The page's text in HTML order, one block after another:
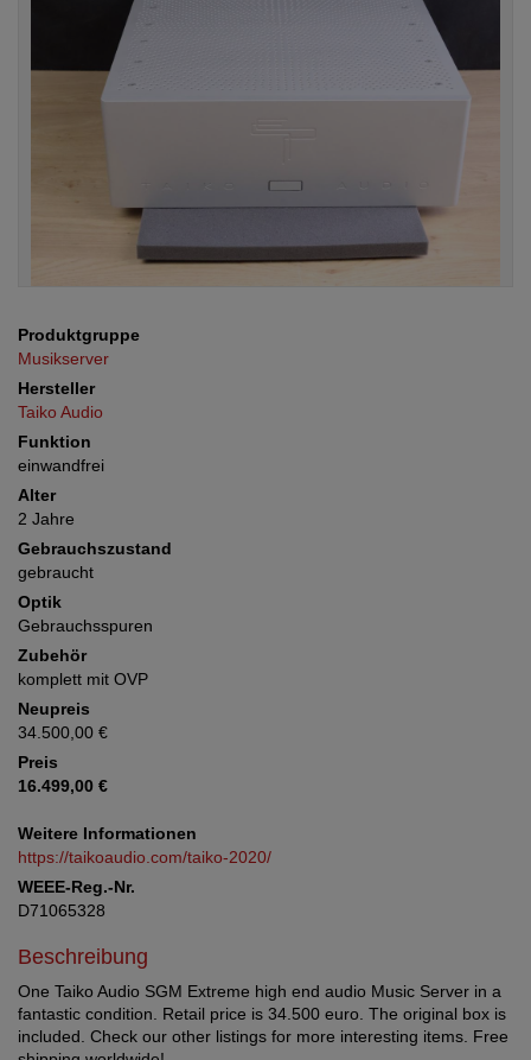
Produktgruppe
Musikserver
Hersteller
Taiko Audio
Funktion
einwandfrei
Alter
2 Jahre
Gebrauchszustand
gebraucht
Optik
Gebrauchsspuren
Zubehör
komplett mit OVP
Neupreis
34.500,00 €
Preis
16.499,00 €
Weitere Informationen
https://taikoaudio.com/taiko-2020/
WEEE-Reg.-Nr.
D71065328
Beschreibung
One Taiko Audio SGM Extreme high end audio Music Server in a
fantastic condition. Retail price is 34.500 euro. The original box is
included. Check our other listings for more interesting items. Free